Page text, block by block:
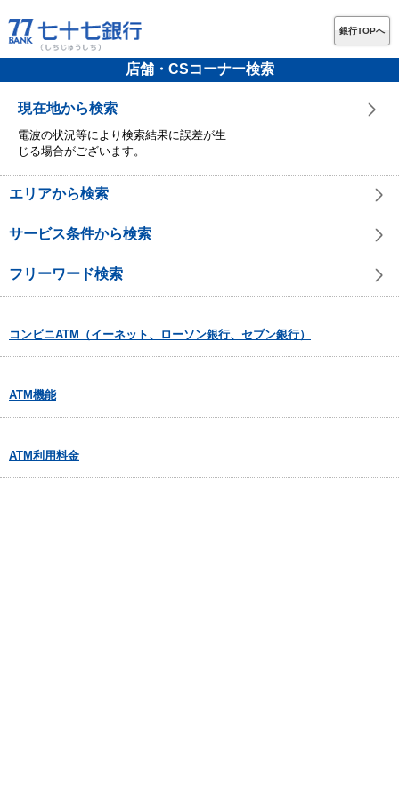
銀行TOPへ
店舗・CSコーナー検索
現在地から検索
電波の状況等により検索結果に誤差が生
じる場合がございます。
エリアから検索
サービス条件から検索
フリーワード検索
コンビニATM（イーネット、ローソン銀行、セブン銀行）
ATM機能
ATM利用料金